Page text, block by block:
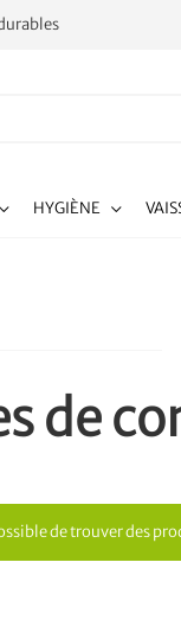
HYGIÈNE
de
de trouver des